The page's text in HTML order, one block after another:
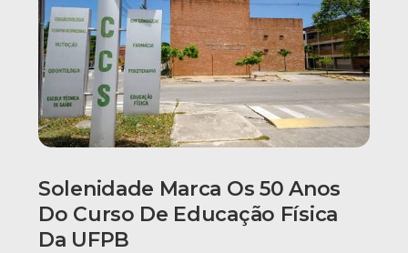
Solenidade Marca Os 50 Anos
Do Curso De Educação Física
Da UFPB